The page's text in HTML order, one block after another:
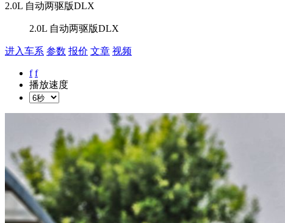
2.0L 自动两驱版DLX
2.0L 自动两驱版DLX
进入车系 参数 报价 文章 视频
f f
播放速度